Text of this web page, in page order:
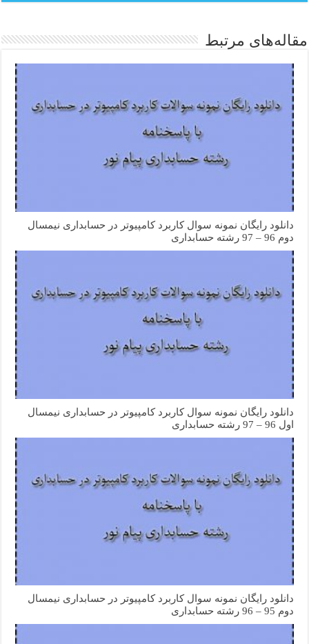
مقاله‌های مرتبط
دانلود رایگان نمونه سوال کاربرد کامپیوتر در حسابداری نیمسال
دوم 96 – 97 رشته حسابداری
دانلود رایگان نمونه سوال کاربرد کامپیوتر در حسابداری نیمسال
اول 96 – 97 رشته حسابداری
دانلود رایگان نمونه سوال کاربرد کامپیوتر در حسابداری نیمسال
دوم 95 – 96 رشته حسابداری